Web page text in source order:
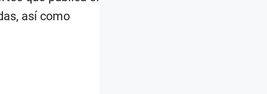
así como